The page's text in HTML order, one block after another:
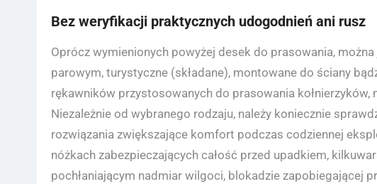
Bez weryfikacji praktycznych udogodnień ani rusz
Oprócz wymienionych powyżej desek do prasowania,
parowym, turystyczne (składane), montowane do ściany
rękawników przystosowanych do prasowania
Niezależnie od wybranego rodzaju, należy koniecznie
rozwiązania zwiększające komfort podczas codziennej
nóżkach zabezpieczających całość przed upadkiem,
pochłaniającym nadmiar wilgoci, blokadzie zapobiegającej